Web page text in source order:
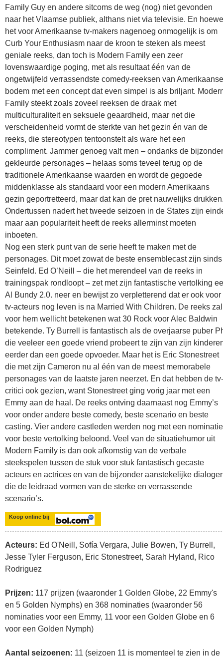
Family Guy en andere sitcoms de weg (nog) niet gevonden
naar het Vlaamse publiek, althans niet via televisie. En
het voor Amerikaanse tv-makers nagenoeg onmogelijk is om
Curb Your Enthusiasm naar de kroon te steken als meest
geniale reeks, dan toch is Modern Family een zeer
lovenswaardige poging, met als resultaat één van de
ongetwijfeld verrassendste comedy-reeksen van Amerikaanse
bodem met een concept dat even simpel is als briljant.
Family steekt zoals zoveel reeksen de draak met
multiculturaliteit en seksuele geaardheid, maar net die
verscheidenheid vormt de sterkte van het gezin én van de
reeks, die stereotypen tentoonstelt als ware het een
compliment. Jammer genoeg valt men – ondanks de bijzonder
gekleurde personages – helaas soms teveel terug op de
traditionele Amerikaanse waarden en wordt de gegoede
middenklasse als standaard voor een modern Amerikaans
gezin geportretteerd, maar dat kan de pret nauwelijks
Ondertussen nadert het tweede seizoen in de States zijn
maar aan populariteit heeft de reeks allerminst moeten
inboeten.
Nog een sterk punt van de serie heeft te maken met de
personages. Dit moet zowat de beste ensemblecast zijn sinds
Seinfeld. Ed O’Neill – die het merendeel van de reeks in
trainingspak rondloopt – zet met zijn fantastische vertolking
Al Bundy 2.0. neer en bewijst zo verpletterend dat er ook voor
tv-acteurs nog leven is na Married With Children. De reeks zal
voor hem wellicht betekenen wat 30 Rock voor Alec Baldwin
betekende. Ty Burrell is fantastisch als de overjaarse puber
die veeleer een goede vriend probeert te zijn van zijn
eerder dan een goede opvoeder. Maar het is Eric Stonestreet
die met zijn Cameron nu al één van de meest memorabele
personages van de laatste jaren neerzet. En dat hebben de tv-
critici ook gezien, want Stonestreet ging vorig jaar met een
Emmy aan de haal. De reeks ontving daarnaast nog Emmy’s
voor onder andere beste comedy, beste scenario en beste
casting. Vier andere castleden werden nog met een nominatie
voor beste vertolking beloond. Veel van de situatiehumor uit
Modern Family is dan ook afkomstig van de verbale
steekspelen tussen de stuk voor stuk fantastisch gecaste
acteurs en actrices en van de bijzonder aanstekelijke
die de leidraad vormen van de sterke en verrassende
scenario’s.
Koop online bij
Acteurs: Ed O'Neill, Sofía Vergara, Julie Bowen, Ty Burrell,
Jesse Tyler Ferguson, Eric Stonestreet, Sarah Hyland, Rico
Rodriguez
Prijzen: 117 prijzen (waaronder 1 Golden Globe, 22 Emmy's
en 5 Golden Nymphs) en 368 nominaties (waaronder 56
nominaties voor een Emmy, 11 voor een Golden Globe en 6
voor een Golden Nymph)
Aantal seizoenen: 11 (seizoen 11 is momenteel te zien in de